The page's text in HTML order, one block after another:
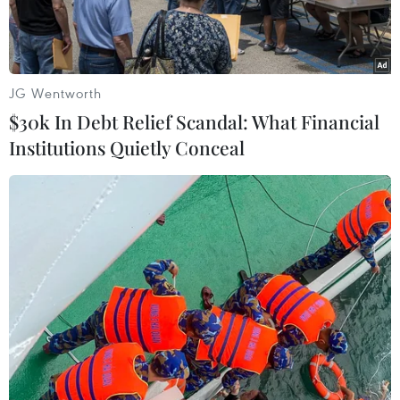
Người phát ngôn Bộ Ngoại giao Nga Maria Zakharova. (Ảnh:
TASS/TTXVN)
Hãng tin TASS dẫn tuyên bố của Bộ Ngoại giao
Nga cho biết ngày 18/4, cơ quan này đã triệu Đại
sứ Mỹ, Anh và Canada tới để phản đối hành
JG Wentworth
$30k In Debt Relief Scandal: What Financial
Institutions Quietly Conceal